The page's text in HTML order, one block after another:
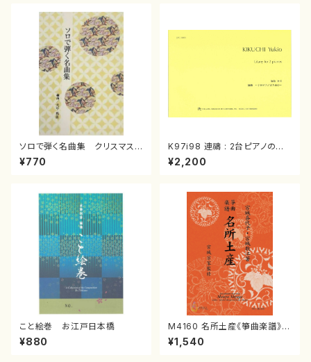
ソロで弾く名曲集 クリスマス・
イブ／恋人がサンタクロース(
箏独奏 /大平光美 編曲/楽
¥770
K97i98 連禱 : 2台ピアノのた
めの（2 Pianos / 菊池 幸夫 /
楽譜）
¥2,200
こと絵巻 お江戸日本橋
¥880
M4160 名所土産《箏曲楽譜》
（箏/宮城喜代子・宮城数江著・
宮城宗家監修/箏曲古典楽譜）
¥1,540